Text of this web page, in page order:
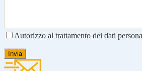
Autorizzo al trattamento dei dati